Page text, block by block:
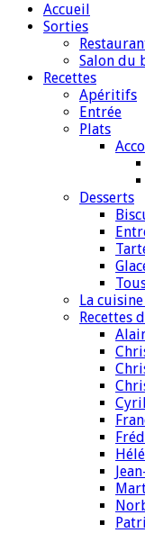
Accueil
Sorties
Salon du
Recettes
Apéritifs
Entrée
Plats
Desserts
La
Recettes